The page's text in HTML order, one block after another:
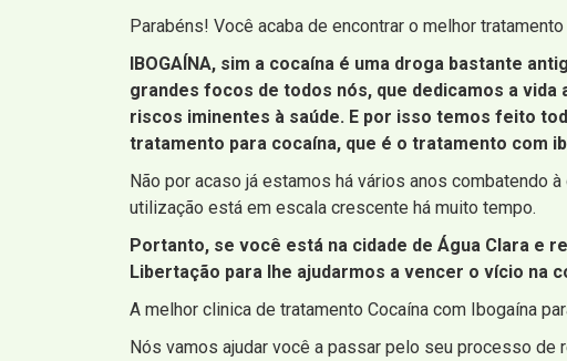
Parabéns! Você acaba de encontrar o melhor
IBOGAÍNA, sim a cocaína é uma droga bastante
grandes focos de todos nós, que dedicamos a
riscos iminentes à saúde. E por isso temos feito
tratamento para cocaína, que é o tratamento com
Não por acaso já estamos há vários anos combatendo
utilização está em escala crescente há muito tempo.
Portanto, se você está na cidade de Água Clara e
Libertação para lhe ajudarmos a vencer o vício na
A melhor clinica de tratamento Cocaína com Ibogaína
Nós vamos ajudar você a passar pelo seu processo